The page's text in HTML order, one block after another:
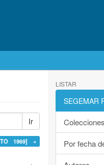
Ir
1969] ×
LISTAR
SEGEMAR
Por fecha